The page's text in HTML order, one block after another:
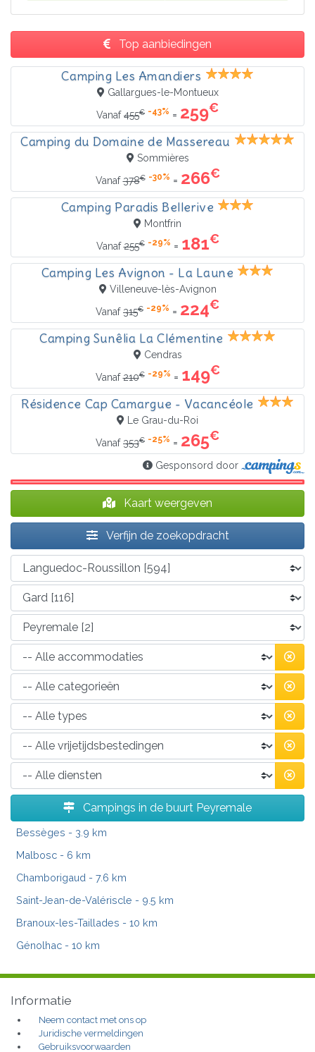
Top aanbiedingen
Camping Les Amandiers
Gallargues-le-Montueux
Vanaf455€ -43% = 259€
Camping du Domaine de Massereau
Sommières
Vanaf378€ -30% = 266€
Camping Paradis Bellerive
Montfrin
Vanaf255€ -29% = 181€
Camping Les Avignon - La Laune
Villeneuve-lès-Avignon
Vanaf315€ -29% = 224€
Camping Sunêlia La Clémentine
Cendras
Vanaf210€ -29% = 149€
Résidence Cap Camargue - Vacancéole
Le Grau-du-Roi
Vanaf353€ -25% = 265€
Gesponsord door
Kaart weergeven
Verfijn de zoekopdracht
Campings in de buurt Peyremale
Bessèges - 3.9 km
Malbosc - 6 km
Chamborigaud - 7.6 km
Saint-Jean-de-Valériscle - 9.5 km
Branoux-les-Taillades - 10 km
Génolhac - 10 km
Informatie
Neem contact met ons op
Juridische vermeldingen
Gebruiksvoorwaarden